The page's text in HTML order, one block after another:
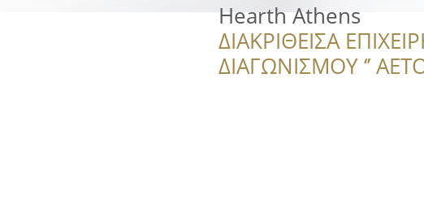
Hearth Athens
ΔΙΑΚΡΙΘΕΙΣΑ
ΔΙΑΓΩΝΙΣΜΟΥ ‘’